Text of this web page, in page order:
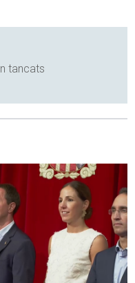
tancats